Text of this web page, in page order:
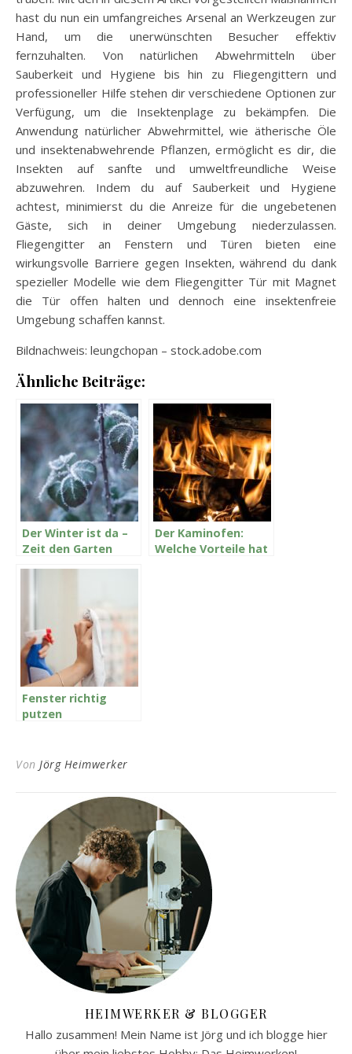
hast du nun ein umfangreiches Arsenal an Werkzeugen zur
Hand, um die unerwünschten Besucher effektiv
fernzuhalten. Von natürlichen Abwehrmitteln über
Sauberkeit und Hygiene bis hin zu Fliegengittern und
professioneller Hilfe stehen dir verschiedene Optionen zur
Verfügung, um die Insektenplage zu bekämpfen. Die
Anwendung natürlicher Abwehrmittel, wie ätherische Öle
und insektenabwehrende Pflanzen, ermöglicht es dir, die
Insekten auf sanfte und umweltfreundliche Weise
abzuwehren. Indem du auf Sauberkeit und Hygiene
achtest, minimierst du die Anreize für die ungebetenen
Gäste, sich in deiner Umgebung niederzulassen.
Fliegengitter an Fenstern und Türen bieten eine
wirkungsvolle Barriere gegen Insekten, während du dank
spezieller Modelle wie dem Fliegengitter Tür mit Magnet
die Tür offen halten und dennoch eine insektenfreie
Umgebung schaffen kannst.
Bildnachweis: leungchopan – stock.adobe.com
Ähnliche Beiträge:
Der Winter ist da –
Zeit den Garten
Der Kaminofen:
Welche Vorteile hat
Fenster richtig
putzen
Von Jörg Heimwerker
HEIMWERKER & BLOGGER
Hallo zusammen! Mein Name ist Jörg und ich blogge hier